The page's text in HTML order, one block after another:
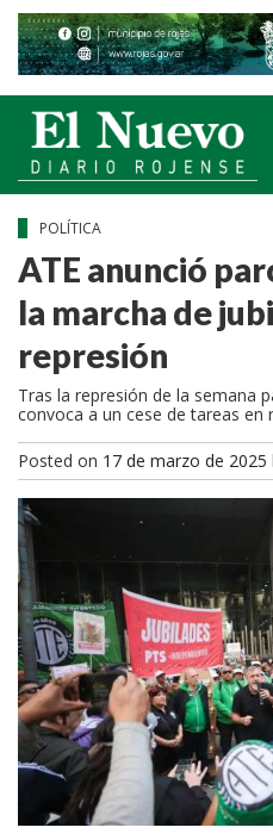
POLÍTICA
ATE anunció
la marcha de
represión
Tras la represión de la semana
convoca a un cese de tareas en
Posted on 17 de marzo de 2025